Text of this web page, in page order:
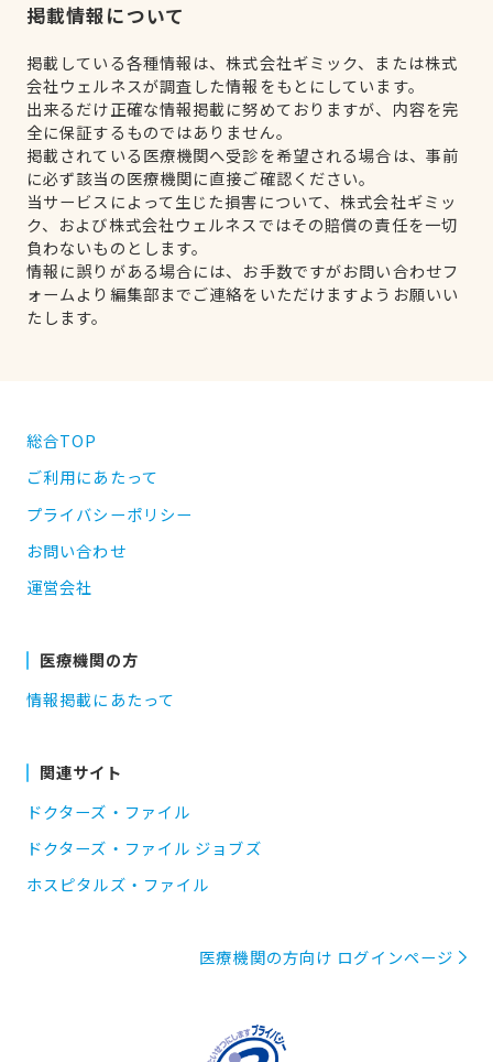
掲載情報について
掲載している各種情報は、株式会社ギミック、または株式
会社ウェルネスが調査した情報をもとにしています。
出来るだけ正確な情報掲載に努めておりますが、内容を完
全に保証するものではありません。
掲載されている医療機関へ受診を希望される場合は、事前
に必ず該当の医療機関に直接ご確認ください。
当サービスによって生じた損害について、株式会社ギミッ
ク、および株式会社ウェルネスではその賠償の責任を一切
負わないものとします。
情報に誤りがある場合には、お手数ですがお問い合わせフ
ォームより編集部までご連絡をいただけますようお願いい
たします。
総合TOP
ご利用にあたって
プライバシーポリシー
お問い合わせ
運営会社
医療機関の方
情報掲載にあたって
関連サイト
ドクターズ・ファイル
ドクターズ・ファイル ジョブズ
ホスピタルズ・ファイル
医療機関の方向け ログインページ